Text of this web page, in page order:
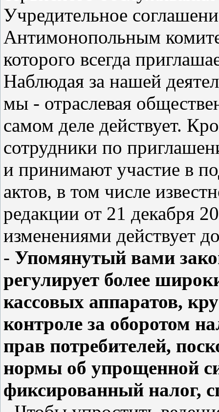
Учредительное
Антимонопольным
которого всегда
Наблюдая за нашей
мы - отраслевая
самом деле действует.
сотрудники по
и принимают участие в
актов, в том числе
редакции от 21 декабря
изменениями действует
- Упомянутый вами
регулирует более
кассовых аппаратов,
контроле за оборотом
прав потребителей,
нормы об упрощенной
фиксированный налог,